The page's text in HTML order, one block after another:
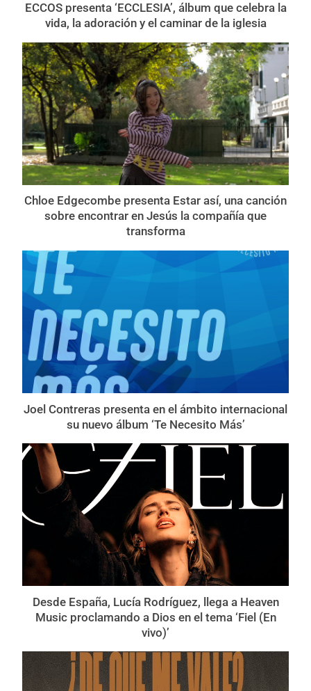
ECCOS presenta ‘ECCLESIA’, álbum que celebra la
vida, la adoración y el caminar de la iglesia
Chloe Edgecombe presenta Estar así, una canción
sobre encontrar en Jesús la compañía que
transforma
Joel Contreras presenta en el ámbito internacional
su nuevo álbum ‘Te Necesito Más’
Desde España, Lucía Rodríguez, llega a Heaven
Music proclamando a Dios en el tema ‘Fiel (En
vivo)’